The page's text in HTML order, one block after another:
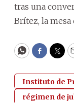
tras una
Brítez, la
WhatsApp
Instituto de
régimen de